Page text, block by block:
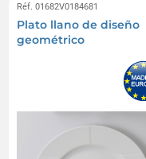
Réf. 01682V0184681
Plato llano de diseño
geométrico